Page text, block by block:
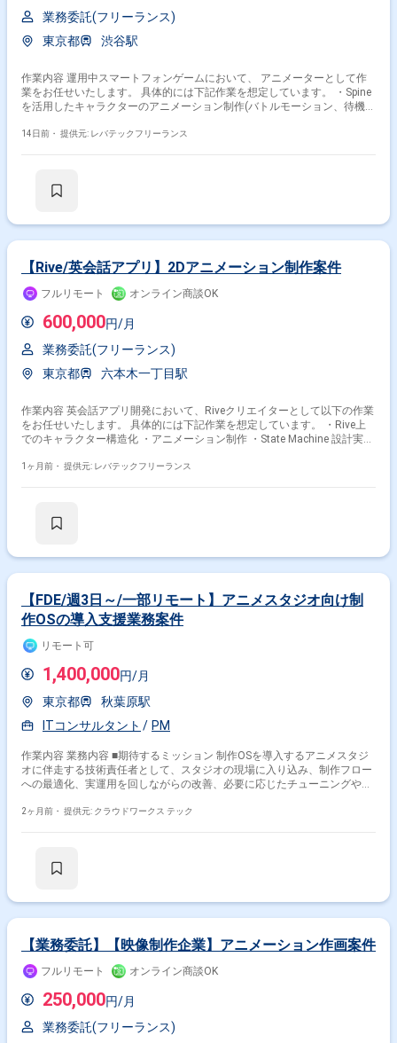
業務委託(フリーランス)
東京都
渋谷駅
作業内容 運用中スマートフォンゲームにおいて、 アニメーターとして作
業をお任せいたします。 具体的には下記作業を想定しています。 ・Spine
を活用したキャラクターのアニメーション制作(バトルモーション、待機モ
14日前・ 提供元: レバテックフリーランス
【Rive/英会話アプリ】2Dアニメーション制作案件
フルリモート オンライン商談OK
600,000円/月
業務委託(フリーランス)
東京都
六本木一丁目駅
作業内容 英会話アプリ開発において、Riveクリエイターとして以下の作業
をお任せいたします。 具体的には下記作業を想定しています。 ・Rive上
でのキャラクター構造化 ・アニメーション制作 ・State Machine 設計実装
1ヶ月前・ 提供元: レバテックフリーランス
【FDE/週3日～/一部リモート】アニメスタジオ向け制
作OSの導入支援業務案件
リモート可
1,400,000円/月
東京都
秋葉原駅
ITコンサルタント
PM
作業内容 業務内容 ■期待するミッション 制作OSを導入するアニメスタジ
オに伴走する技術責任者として、スタジオの現場に入り込み、制作フロー
への最適化、実運用を回しながらの改善、必要に応じたチューニングや軽
ていただきます。 ■担当工程（業務範囲） 【導入・運用支援（中核業
ト／リソース枠を前提とした運用計画・優先度設計 【改善・最適化】 ・
ク ■稼働について 状況に応じて顧客先に出向いていただく可能性がござい
ます。 関わるサービス・プロダクト ■企業について アニメ×生成AIのスタ
ートアップ企業です。生成AIを活用してアニメ制作の工程を革新し、日本
す。国内外のトップ企業で経験を積んだエンジニアが多数在籍する少数精
鋭のチームです。 ■プロダクトについて アニメ制作における課題の大きい
工程（線画・中割・検査・仕上げ周辺など）をAIで自動化し、少人数でも
2ヶ月前・ 提供元: クラウドワークス テック
【業務委託】【映像制作企業】アニメーション作画案件
フルリモート オンライン商談OK
250,000円/月
業務委託(フリーランス)